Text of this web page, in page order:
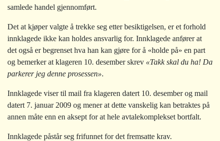
samlede handel gjennomført.
Det at kjøper valgte å trekke seg etter besiktigelsen, er et forhold
innklagede ikke kan holdes ansvarlig for. Innklagede anfører at
det også er begrenset hva han kan gjøre for å «holde på» en part
og bemerker at klageren 10. desember skrev «Takk skal du ha! Da
parkerer jeg denne prosessen».
Innklagede viser til mail fra klageren datert 10. desember og mail
datert 7. januar 2009 og mener at dette vanskelig kan betraktes på
annen måte enn en aksept for at hele avtalekomplekset bortfalt.
Innklagede påstår seg frifunnet for det fremsatte krav.